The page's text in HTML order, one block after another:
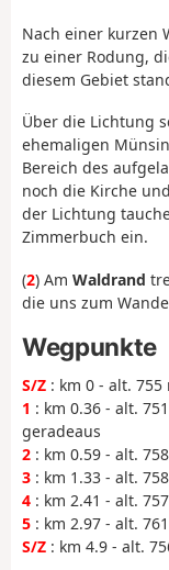
Nach einer kurzen
zu einer Rodung,
diesem Gebiet
Über die Lichtung
ehemaligen
Bereich des
noch die Kirche
der Lichtung
Zimmerbuch ein.
(2) Am Waldrand
die uns zum
Wegpunkte
S/Z : km 0 - alt.
1 : km 0.36 - alt.
geradeaus
2 : km 0.59 - alt.
3 : km 1.33 - alt.
4 : km 2.41 - alt.
5 : km 2.97 - alt.
S/Z : km 4.9 - alt.